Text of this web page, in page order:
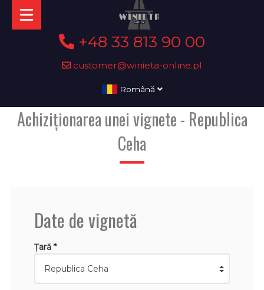
+48 33 813 90 00
customer@winieta-online.pl
Română
Achiziționarea unei vignete - Republica
Ceha
Date de vignetă
Țară *